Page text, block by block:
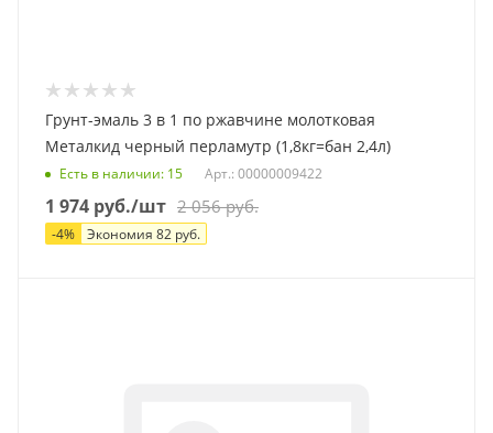
Грунт-эмаль 3 в 1 по ржавчине молотковая
Металкид черный перламутр (1,8кг=бан 2,4л)
Есть в наличии: 15 Арт.: 00000009422
1 974 руб./шт 2 056руб.
-4% Экономия 82 руб.